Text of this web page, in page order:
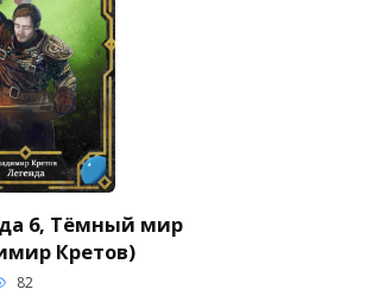
6, Тёмный мир
Кретов)
82